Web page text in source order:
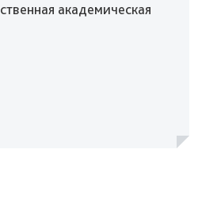
академическая